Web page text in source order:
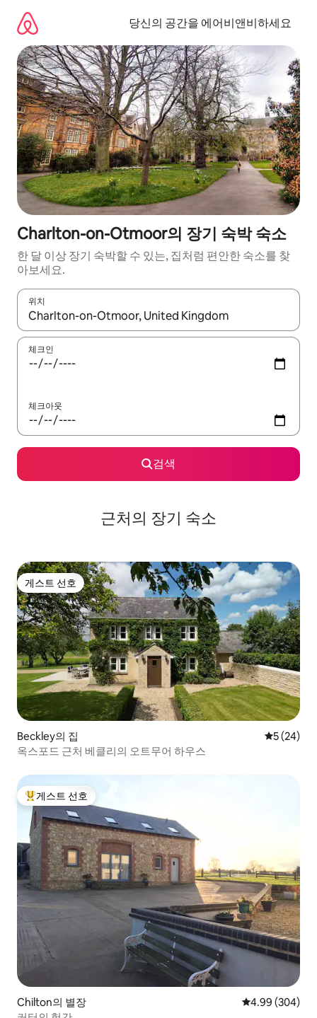
당신의 공간을 에어비앤비하세요
Charlton-on-Otmoor의 장기 숙박 숙소
한 달 이상 장기 숙박할 수 있는, 집처럼 편안한 숙소를 찾
아보세요.
위치
결과가 나오면 위·아래 화살표 키를 사용하거나 터치 또는 스와이
체크인
체크아웃
검색
근처의 장기 숙소
게스트 선호
게스트 선호
Beckley의 집 평점 5점(5
5 (24)
옥스포드 근처 베클리의 오트무어 하우스
상위 게스트 선호
게스트 선호
Chilton의 별장 평점 4.99점(5
4.99 (304)